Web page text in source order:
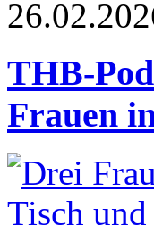
THB-
Frauen